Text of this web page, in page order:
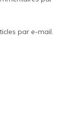
par e-mail.